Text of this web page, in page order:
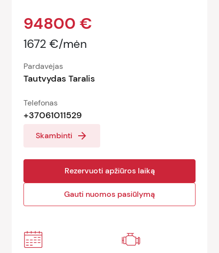
94800 €
1672 €/mėn
Pardavėjas
Tautvydas Taralis
Telefonas
+37061011529
Skambinti arrow_forward
Rezervuoti apžiūros laiką
Gauti nuomos pasiūlymą